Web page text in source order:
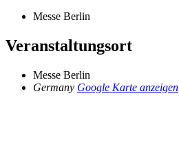
Messe Berlin
Veranstaltungsort
Messe Berlin
Germany Google Karte anzeigen